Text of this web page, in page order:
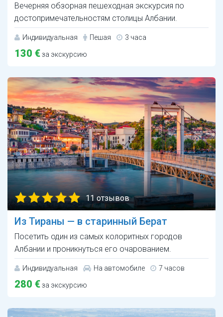
Вечерняя обзорная пешеходная экскурсия по
достопримечательностям столицы Албании.
Индивидуальная Пешая 3 часа
130 €за экскурсию
11 отзывов
Из Тираны — в старинный Берат
Посетить один из самых колоритных городов
Албании и проникнуться его очарованием.
Индивидуальная На автомобиле 7 часов
280 €за экскурсию